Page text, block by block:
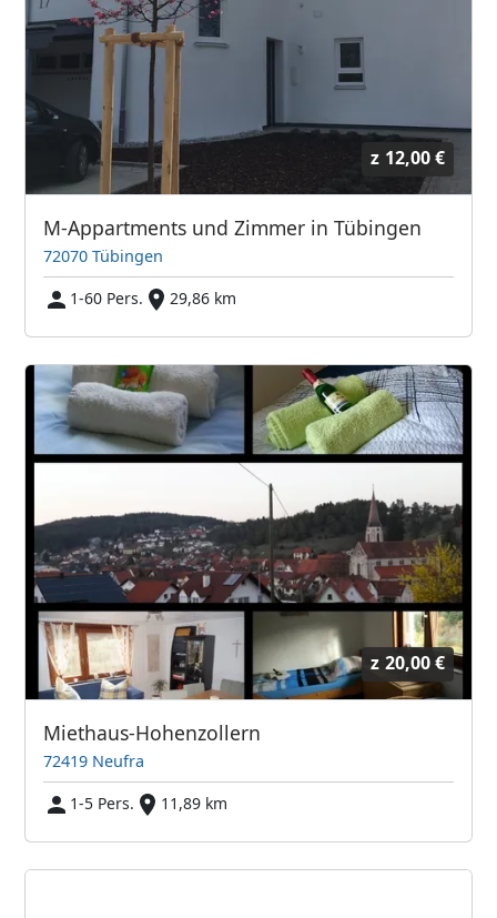
z 12,00 €
M-Appartments und Zimmer in Tübingen
72070 Tübingen
1-60 Pers.
29,86 km
z 20,00 €
Miethaus-Hohenzollern
72419 Neufra
1-5 Pers.
11,89 km